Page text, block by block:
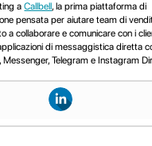
Questi
a migliorare i
e supporto,
organizzati,